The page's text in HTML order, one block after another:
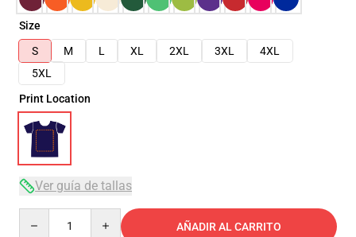
Size
S
M L XL 2XL 3XL
4XL
5XL
Print Location
Ver guía de tallas
AÑADIR AL CARRITO